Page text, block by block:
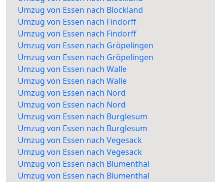
Umzug von Essen nach Blockland
Umzug von Essen nach Findorff
Umzug von Essen nach Findorff
Umzug von Essen nach Gröpelingen
Umzug von Essen nach Gröpelingen
Umzug von Essen nach Walle
Umzug von Essen nach Walle
Umzug von Essen nach Nord
Umzug von Essen nach Nord
Umzug von Essen nach Burglesum
Umzug von Essen nach Burglesum
Umzug von Essen nach Vegesack
Umzug von Essen nach Vegesack
Umzug von Essen nach Blumenthal
Umzug von Essen nach Blumenthal